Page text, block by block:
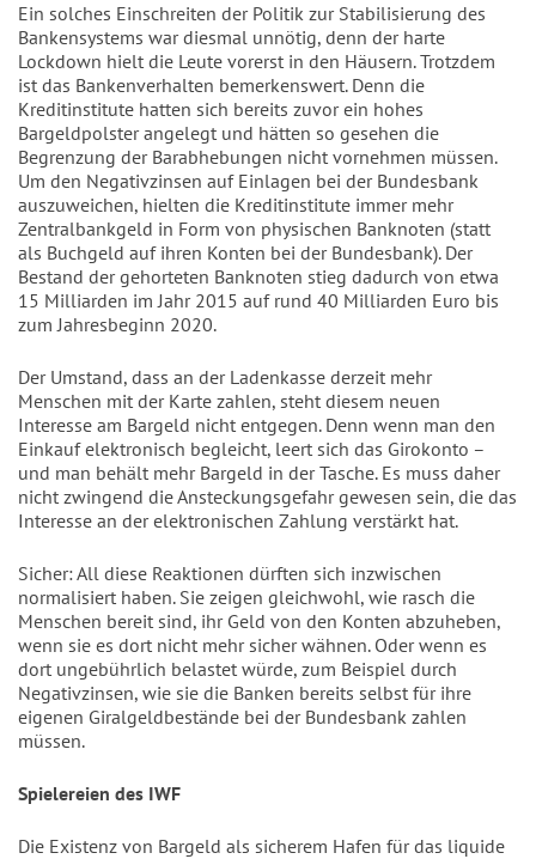
Ein solches Einschreiten der Politik zur Stabilisierung des
Bankensystems war diesmal unnötig, denn der harte
Lockdown hielt die Leute vorerst in den Häusern. Trotzdem
ist das Bankenverhalten bemerkenswert. Denn die
Kreditinstitute hatten sich bereits zuvor ein hohes
Bargeldpolster angelegt und hätten so gesehen die
Begrenzung der Barabhebungen nicht vornehmen müssen.
Um den Negativzinsen auf Einlagen bei der Bundesbank
auszuweichen, hielten die Kreditinstitute immer mehr
Zentralbankgeld in Form von physischen Banknoten (statt
als Buchgeld auf ihren Konten bei der Bundesbank). Der
Bestand der gehorteten Banknoten stieg dadurch von etwa
15 Milliarden im Jahr 2015 auf rund 40 Milliarden Euro bis
zum Jahresbeginn 2020.
Der Umstand, dass an der Ladenkasse derzeit mehr
Menschen mit der Karte zahlen, steht diesem neuen
Interesse am Bargeld nicht entgegen. Denn wenn man den
Einkauf elektronisch begleicht, leert sich das Girokonto –
und man behält mehr Bargeld in der Tasche. Es muss daher
nicht zwingend die Ansteckungsgefahr gewesen sein, die das
Interesse an der elektronischen Zahlung verstärkt hat.
Sicher: All diese Reaktionen dürften sich inzwischen
normalisiert haben. Sie zeigen gleichwohl, wie rasch die
Menschen bereit sind, ihr Geld von den Konten abzuheben,
wenn sie es dort nicht mehr sicher wähnen. Oder wenn es
dort ungebührlich belastet würde, zum Beispiel durch
Negativzinsen, wie sie die Banken bereits selbst für ihre
eigenen Giralgeldbestände bei der Bundesbank zahlen
müssen.
Spielereien des IWF
Die Existenz von Bargeld als sicherem Hafen für das liquide